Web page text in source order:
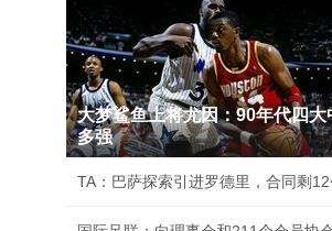
大梦鲨鱼上将尤因：90年代四大
多强
TA：巴萨探索引进罗德里，合同剩12